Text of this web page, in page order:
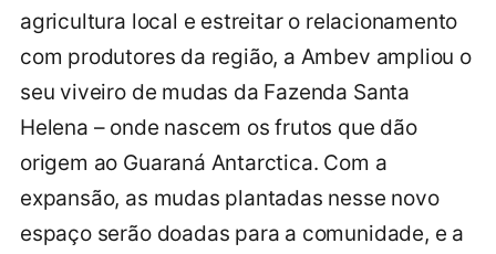
agricultura local e estreitar o relacionamento
com produtores da região, a Ambev ampliou o
seu viveiro de mudas da Fazenda Santa
Helena – onde nascem os frutos que dão
origem ao Guaraná Antarctica. Com a
expansão, as mudas plantadas nesse novo
espaço serão doadas para a comunidade, e a